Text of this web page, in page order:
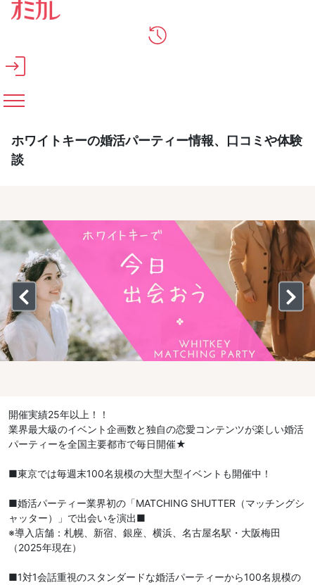
メインコンテンツへスキップ
ホワイトキーの婚活パーティー情報、口コミや体験
談
開催実績25年以上！！
業界最大級のイベント企画数と独自の恋愛コンテンツが楽しい婚活
パーティーを全国主要都市で毎日開催★
■東京では毎週末100名規模の大型大型イベントも開催中！
■婚活パーティー業界初の「MATCHING SHUTTER（マッチングシ
ャッター）」で出会いを演出■
※導入店舗：札幌、新宿、銀座、横浜、名古屋名駅・大阪梅田
（2025年現在）
■1対1会話重視のスタンダードな婚活パーティーから100名規模の